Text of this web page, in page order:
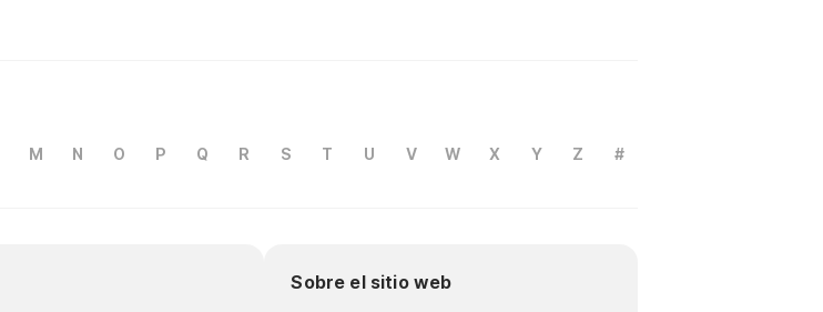
M N O P Q R S T U V W X Y Z #
Sobre el sitio web